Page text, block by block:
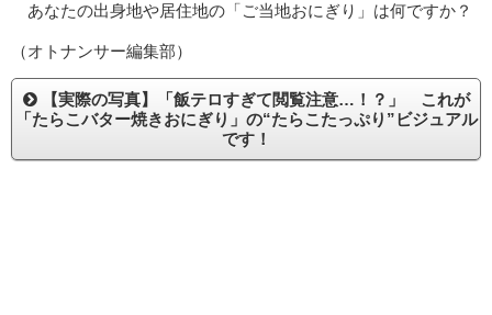
あなたの出身地や居住地の「ご当地おにぎり」は何ですか？
（オトナンサー編集部）
【実際の写真】「飯テロすぎて閲覧注意…！？」 これが
「たらこバター焼きおにぎり」の“たらこたっぷり”ビジュアル
です！